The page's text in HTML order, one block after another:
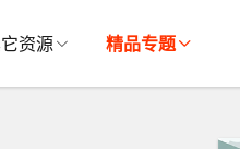
资源 精品专题